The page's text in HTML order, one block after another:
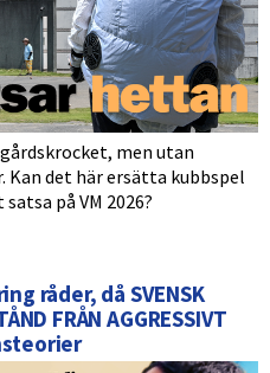
men utan
det här ersätta kubbspel
på VM 2026?
råder, då SVENSK
FRÅN AGGRESSIVT